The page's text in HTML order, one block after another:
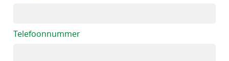
Telefoonnummer